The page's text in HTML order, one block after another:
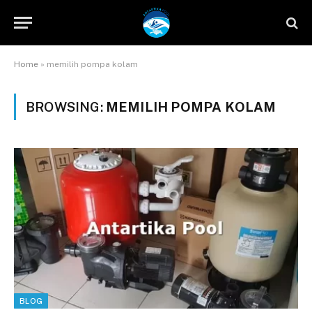
Home » memilih pompa kolam
BROWSING: MEMILIH POMPA KOLAM
BLOG